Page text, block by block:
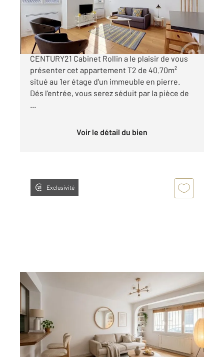
235 000 €
Bordeaux - Place Saint Martial, Votre agence
CENTURY21 Cabinet Rollin a le plaisir de vous
présenter cet appartement T2 de 40.70m²
situé au 1er étage d'un immeuble en pierre.
Dés l'entrée, vous serez séduit par la pièce de
...
Voir le détail du bien
Exclusivité
BORDEAUX 33
47,38 m
Appartement T2 à vendre
199 000 €